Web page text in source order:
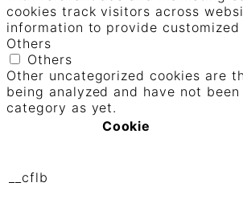
cookies track visitors across
information to provide customized
Others
Others
Other uncategorized cookies are
being analyzed and have not
category as yet.
Cookie
__cflb